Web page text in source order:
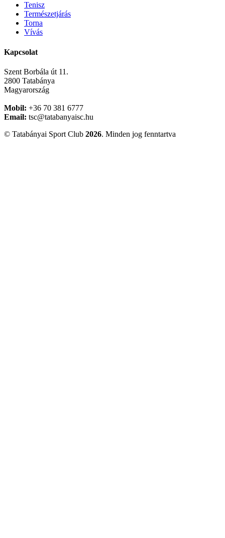
Tenisz
Természetjárás
Torna
Vívás
Kapcsolat
Szent Borbála út 11.
2800 Tatabánya
Magyarország
Mobil: +36 70 381 6777
Email: tsc@tatabanyaisc.hu
© Tatabányai Sport Club 2026. Minden jog fenntartva